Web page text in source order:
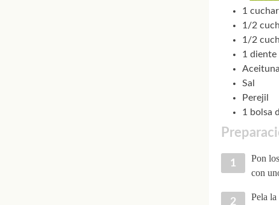
1
1/2
1/2
1 diente
Sal
Perejil
1 bolsa
Pon
con
Pela